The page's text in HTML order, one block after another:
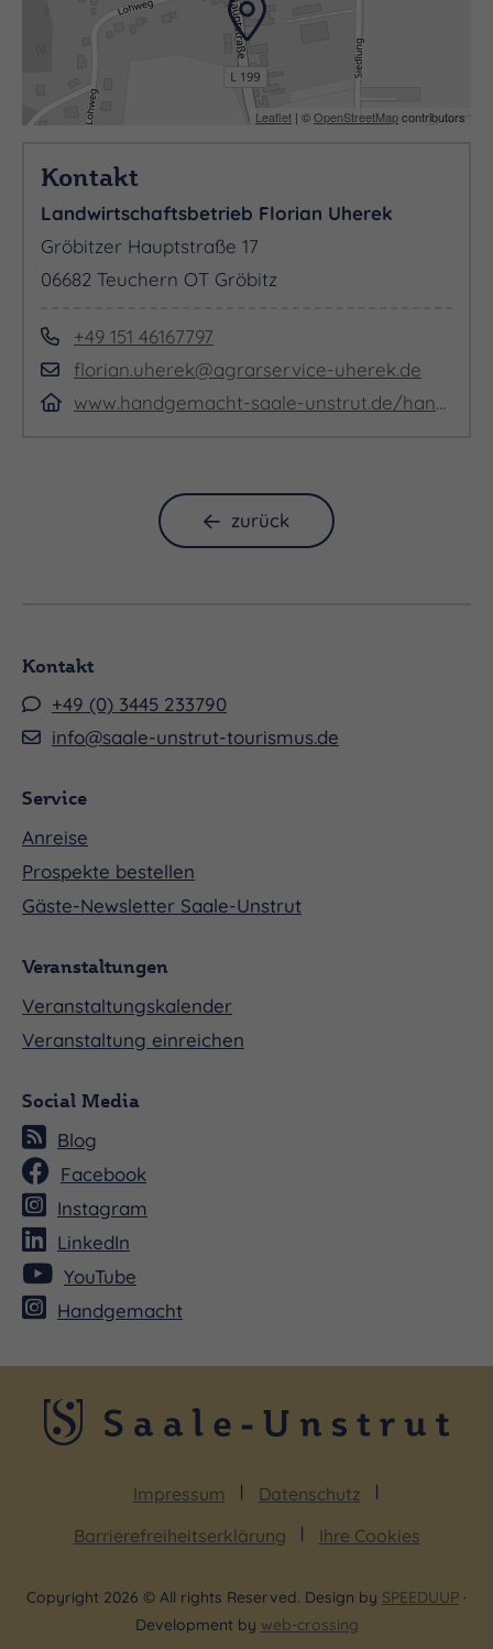
Leaflet | ©OpenStreetMapcontributors
Kontakt
Landwirtschaftsbetrieb Florian Uherek
Gröbitzer Hauptstraße 17
06682 Teuchern OT Gröbitz
+49 151 46167797
florian.uherek@agrarservice-uherek.de
www.handgemacht-saale-unstrut.de/handmacher/Landwirtschaftsbetrieb+Florian+Uherek
zurück
Kontakt
+49 (0) 3445 233790
info@saale-unstrut-tourismus.de
Service
Anreise
Prospekte bestellen
Gäste-Newsletter Saale-Unstrut
Veranstaltungen
Veranstaltungskalender
Veranstaltung einreichen
Social Media
Blog
Facebook
Instagram
LinkedIn
YouTube
Handgemacht
Impressum
Datenschutz
Barrierefreiheitserklärung
Ihre Cookies
Copyright 2026 © All rights Reserved. Design by SPEEDUUP ·
Development by web-crossing